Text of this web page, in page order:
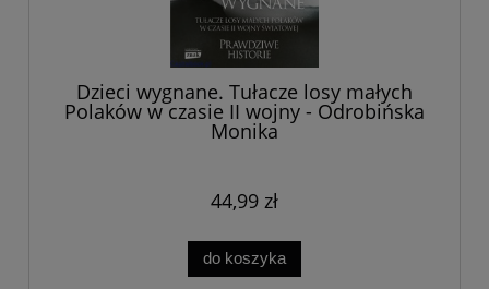
Dzieci wygnane. Tułacze losy małych
Polaków w czasie II wojny - Odrobińska
Monika
44,99 zł
do koszyka